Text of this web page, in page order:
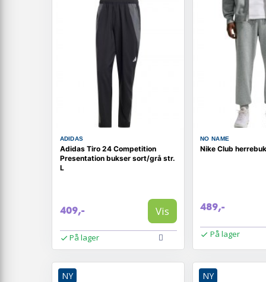
ADIDAS
Adidas Tiro 24 Competition
Presentation bukser sort/grå str.
L
409,- Vis
På lager
NO NAME
Nike Club
489,-
På lager
NY NY